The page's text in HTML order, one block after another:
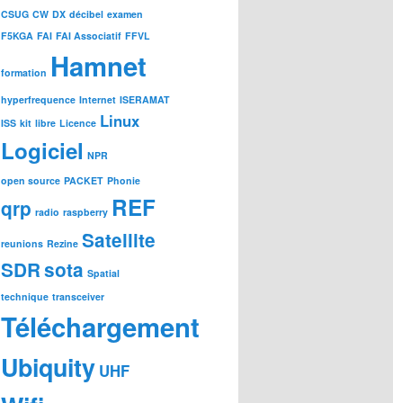
CSUG CW DX décibel examen
F5KGA FAI FAI Associatif FFVL
formation Hamnet
hyperfrequence Internet ISERAMAT
ISS kit libre Licence Linux
Logiciel NPR
open source PACKET Phonie
qrp radio raspberry REF
reunions Rezine Satellite
SDRsota Spatial
technique transceiver
Téléchargement
Ubiquity UHF